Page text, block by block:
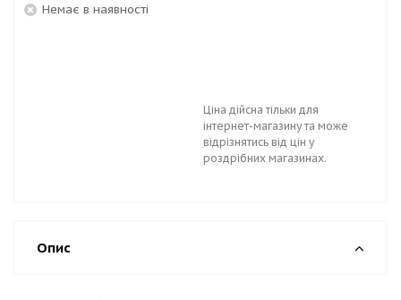
Немає в наявності
Ціна дійсна тільки для
інтернет-магазину та може
відрізнятись від цін у
роздрібних магазинах.
Опис